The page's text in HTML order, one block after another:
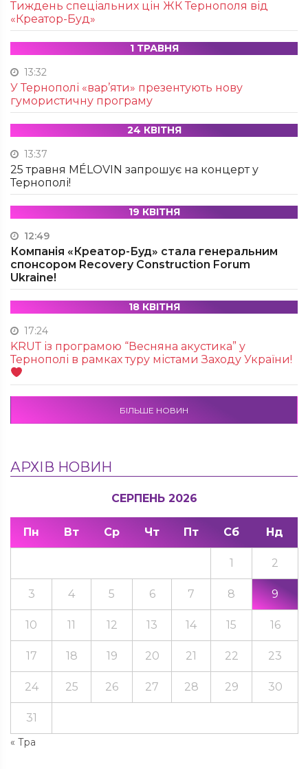
Тиждень спеціальних цін ЖК Тернополя від
«Креатор-Буд»
1 ТРАВНЯ
13:32
У Тернополі «вар’яти» презентують нову
гумористичну програму
24 КВІТНЯ
13:37
25 травня MÉLOVIN запрошує на концерт у
Тернополі!
19 КВІТНЯ
12:49
Компанія «Креатор-Буд» стала генеральним
спонсором Recovery Construction Forum
Ukraine!
18 КВІТНЯ
17:24
KRUТ із програмою “Весняна акустика” у
Тернополі в рамках туру містами Заходу України!
БІЛЬШЕ НОВИН
АРХІВ НОВИН
СЕРПЕНЬ 2026
Пн Вт Ср Чт Пт Сб Нд
« Тра
1 2
3 4 5 6 7 8 9
10 11 12 13 14 15 16
17 18 19 20 21 22 23
24 25 26 27 28 29 30
31